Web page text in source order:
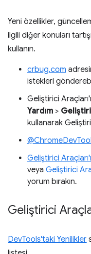
Yeni özellikler,
ilgili diğer konuları
kullanın.
crbug.com
istekleri
Geliştirici
Yardım >
kullanarak
Geliştirici
veya Geliştirici
yorum bırakın.
Geliştirici
DevTools'taki Yenilikler